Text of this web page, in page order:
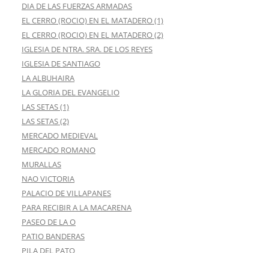
DIA DE LAS FUERZAS ARMADAS
EL CERRO (ROCIO) EN EL MATADERO (1)
EL CERRO (ROCIO) EN EL MATADERO (2)
IGLESIA DE NTRA. SRA. DE LOS REYES
IGLESIA DE SANTIAGO
LA ALBUHAIRA
LA GLORIA DEL EVANGELIO
LAS SETAS (1)
LAS SETAS (2)
MERCADO MEDIEVAL
MERCADO ROMANO
MURALLAS
NAO VICTORIA
PALACIO DE VILLAPANES
PARA RECIBIR A LA MACARENA
PASEO DE LA O
PATIO BANDERAS
PILA DEL PATO